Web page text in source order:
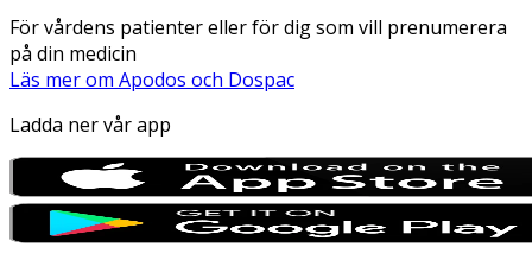
För vårdens patienter eller för dig som vill prenumerera
på din medicin
Läs mer om Apodos och Dospac
Ladda ner vår app